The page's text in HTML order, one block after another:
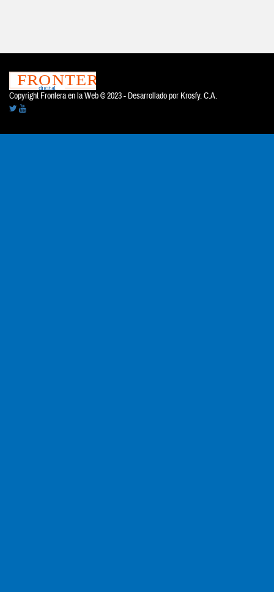
Copyright Frontera en la Web © 2023 - Desarrollado por Krosfy. C.A.